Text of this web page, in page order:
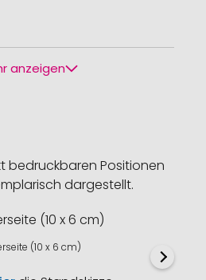
anzeigen
bedruckbaren Positionen
dargestellt.
(10 x 6 cm)